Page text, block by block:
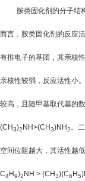
胺类固化剂的分子结
而言，胺类固化剂的反应
有推电子的基团，其亲核
亲核性较弱，反应活性小
较高，且随甲基取代基的
(CH3)2 NH>(CH3)NH2。
空间位阻越大，其活性越
C4H9)2 NH > (CH3)(C6 H5